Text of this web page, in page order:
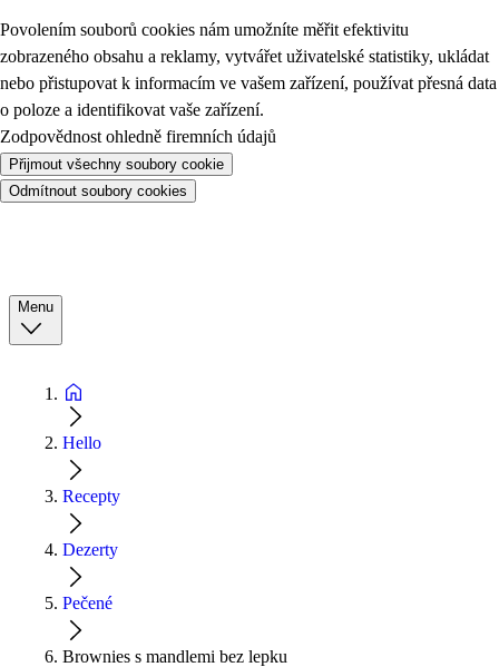
Povolením souborů cookies nám umožníte měřit efektivitu
zobrazeného obsahu a reklamy, vytvářet uživatelské statistiky, ukládat
nebo přistupovat k informacím ve vašem zařízení, používat přesná data
o poloze a identifikovat vaše zařízení.
Zodpovědnost ohledně firemních údajů
Přijmout všechny soubory cookie
Odmítnout soubory cookies
Menu
Hello
Recepty
Dezerty
Pečené
Brownies s mandlemi bez lepku